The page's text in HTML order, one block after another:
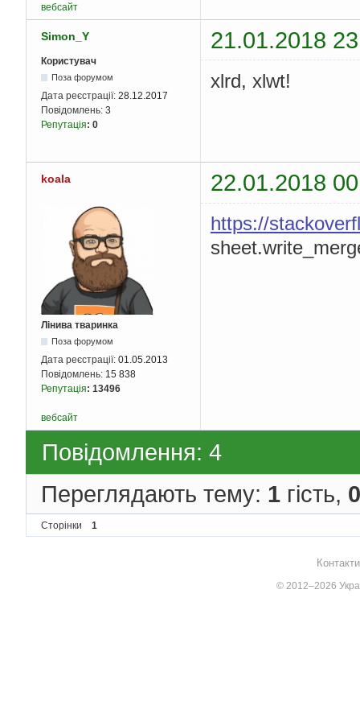
вебсайт
Simon_Y 21.01.2018
Користувач
Поза форумом
Дата реєстрації: 28.12.2017
Повідомлень: 3
Репутація: 0
xlrd, xlwt!
koala 22.01.2018
Лінива тваринка
Поза форумом
Дата реєстрації: 01.05.2013
Повідомлень: 15 838
Репутація: 13496
https://
вебсайт
Повідомлення: 4
Переглядають тему: 1 гість, 0
Сторінки 1
© 2012–2026